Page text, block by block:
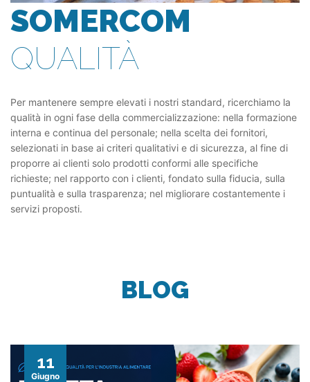
SOMERCOM
QUALITÀ
Per mantenere sempre elevati i nostri standard, ricerchiamo la
qualità in ogni fase della commercializzazione: nella formazione
interna e continua del personale; nella scelta dei fornitori,
selezionati in base ai criteri qualitativi e di sicurezza, al fine di
proporre ai clienti solo prodotti conformi alle specifiche
richieste; nel rapporto con i clienti, fondato sulla fiducia, sulla
puntualità e sulla trasparenza; nel migliorare costantemente i
servizi proposti.
BLOG
11
Giugno